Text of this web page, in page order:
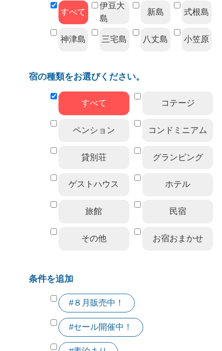
すべて
伊豆大
島
新島 式根島
神津島 三宅島 八丈島 小笠原
宿の種類をお選びください。
すべて コテージ
ペンション コンドミニアム
貸別荘 グランピング
ゲストハウス ホテル
旅館 民宿
その他 お宿おまかせ
条件を追加
#８月販売中！
#セール開催中！